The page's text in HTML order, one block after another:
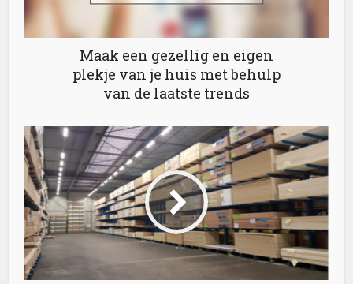
Maak een gezellig en eigen
plekje van je huis met behulp
van de laatste trends